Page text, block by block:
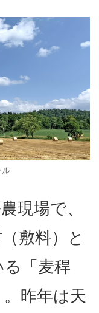
ル
現場で、
敷料）と
「麦稈
。昨年は天